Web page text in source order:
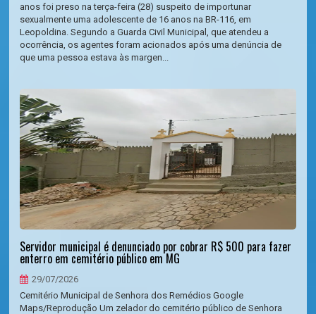
anos foi preso na terça-feira (28) suspeito de importunar
sexualmente uma adolescente de 16 anos na BR-116, em
Leopoldina. Segundo a Guarda Civil Municipal, que atendeu a
ocorrência, os agentes foram acionados após uma denúncia de
que uma pessoa estava às margen...
Servidor municipal é denunciado por cobrar R$ 500 para fazer
enterro em cemitério público em MG
29/07/2026
Cemitério Municipal de Senhora dos Remédios Google
Maps/Reprodução Um zelador do cemitério público de Senhora